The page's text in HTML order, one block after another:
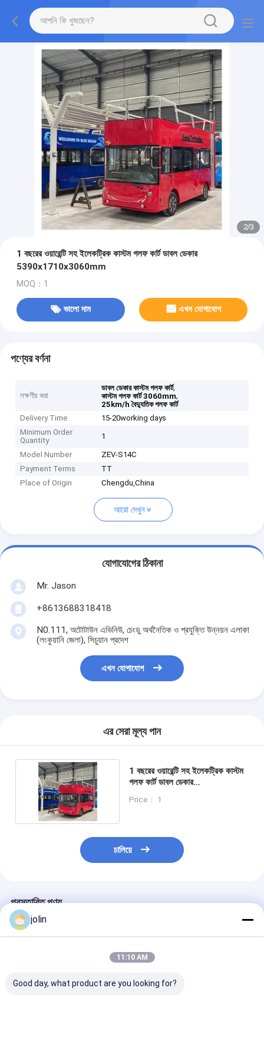
2/3
1 বছরের ওয়ারেন্টি সহ ইলেকট্রিক কাস্টম গলফ কার্ট ডাবল ডেকার
5390x1710x3060mm
MOQ：1
ভালো দাম এখন যোগাযোগ
পণ্যের বর্ণনা
লক্ষণীয় করা
ডাবল ডেকার কাস্টম গলফ কার্ট,
কাস্টম গলফ কার্ট 3060mm,
25km/h বৈদ্যুতিক গলফ কার্ট
Delivery Time
15-20working days
Minimum Order
Quantity
1
Model Number
ZEV-S14C
Payment Terms
TT
Place of Origin
Chengdu,China
আরো দেখুন
যোগাযোগের ঠিকানা
Mr. Jason
+8613688318418
N0.111, অটোটাউন এভিনিউ, চেংডু অর্থনৈতিক ও প্রযুক্তি উন্নয়ন এলাকা
(লংকুয়ানি জেলা), সিচুয়ান প্রদেশ
এখন যোগাযোগ
এর সেরা মূল্য পান
1 বছরের ওয়ারেন্টি সহ ইলেকট্রিক কাস্টম
গলফ কার্ট ডাবল ডেকার
Price： 1
চালিয়ে
প্রস্তাবিত পণ্য
jolin
11:10 AM
Good day, what product are you looking for?